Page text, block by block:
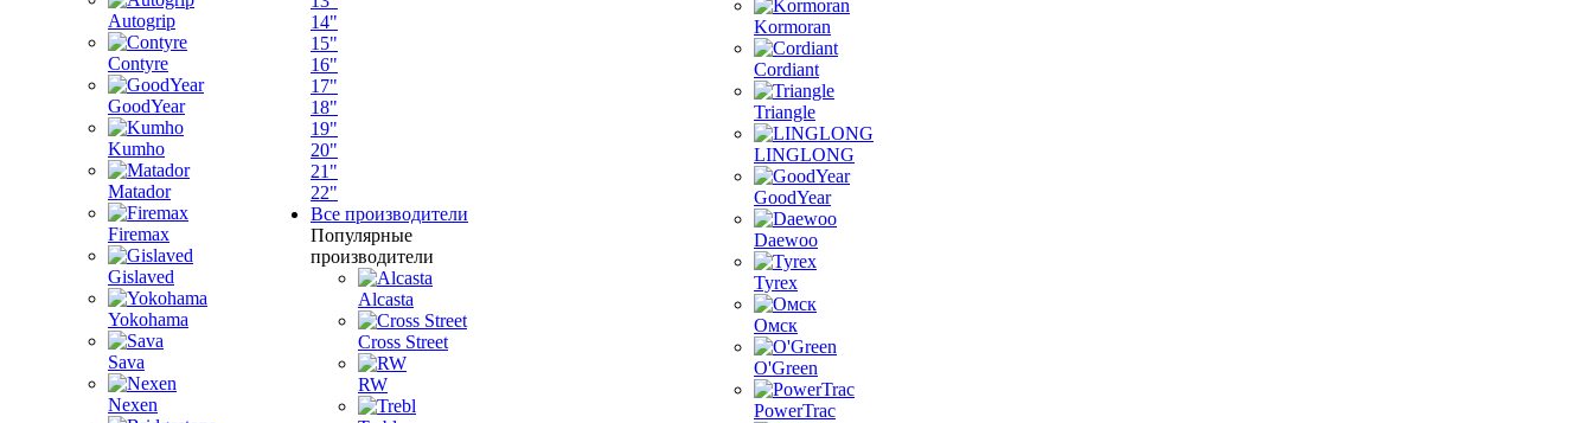
Autogrip
Contyre
GoodYear
Kumho
Matador
Firemax
Gislaved
Yokohama
Sava
Nexen
14"
15"
16"
17"
18"
19"
20"
21"
22"
Все производители
Популярные
производители
Alcasta
Cross Street
RW
Kormoran
Cordiant
Triangle
LINGLONG
GoodYear
Daewoo
Tyrex
Омск
O'Green
PowerTrac